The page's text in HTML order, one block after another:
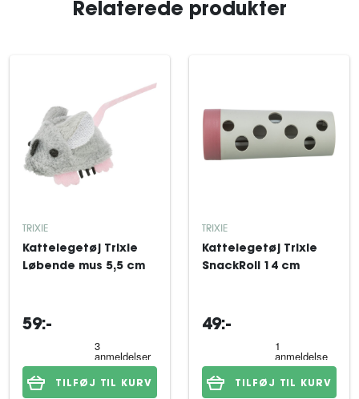
Relaterede produkter
TRIXIE
Kattelegetøj Trixie
Løbende mus 5,5 cm
59:-
TILFØJ TIL KURV
TRIXIE
Kattelegetøj Trixie
SnackRoll 14 cm
49:-
TILFØJ TIL KURV